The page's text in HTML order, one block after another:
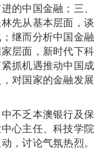
的中国金融；三、
先从基本层面，谈
继而分析中国金融
层面，新时代下科
抓机遇推动中国成
对国家的金融发展
不乏本澳银行及保
心主任、科技学院
，讨论气氛热烈。